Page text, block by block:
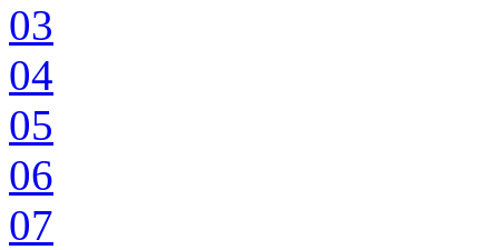
03
04
05
06
07